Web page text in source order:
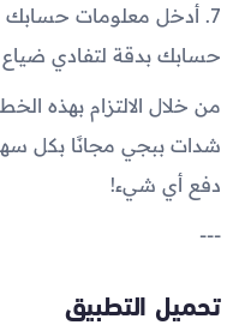
حسابك بدقة لتفادي
من خلال الالتزام بهذه
شدات ببجي مجانًا بكل
دفع أي شيء!
---
تحميل التطبيق